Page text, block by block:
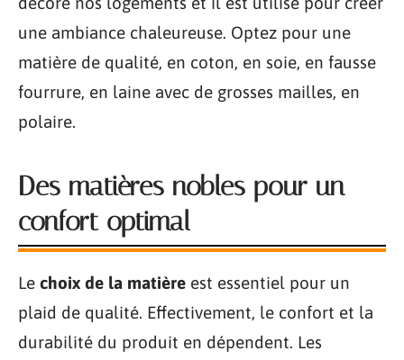
une ambiance chaleureuse. Optez pour une
matière de qualité, en coton, en soie, en fausse
fourrure, en laine avec de grosses mailles, en
polaire.
Des matières nobles pour un
confort optimal
Le choix de la matière est essentiel pour un
plaid de qualité. Effectivement, le confort et la
durabilité du produit en dépendent. Les